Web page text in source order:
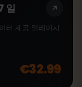
일
터 제공 말레이시
€32.99